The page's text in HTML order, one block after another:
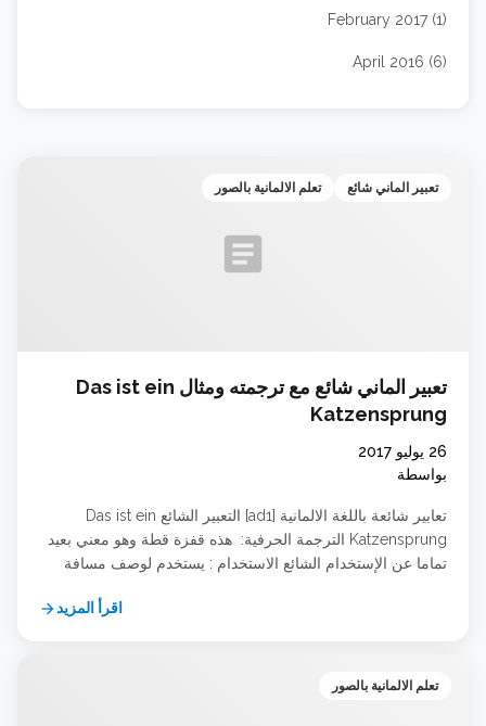
article
تعبير الماني شائع تعلم الالمانية بالصور
تعبير الماني شائع مع ترجمته ومثال Das ist ein
Katzensprung
26 يوليو 2017
بواسطة
تعابير شائعة باللغة الالمانية [ad1] التعبير الشائع Das ist ein
Katzensprung الترجمة الحرفية: هذه قفزة قطة وهو معني بعيد
تماما عن الإستخدام الشائع الاستخدام : يستخدم لوصف مسافة
Schule ist es nur ein Katzensprung من هنا إلي المدرسة
اقرأ المزيدarrow_forward
تعلم الالمانية بالصور
February 2017 (1)
April 2016 (6)